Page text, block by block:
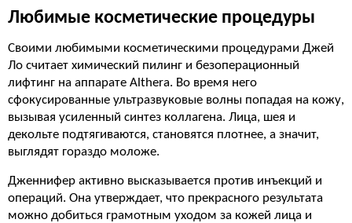
Любимые косметические процедуры
Своими любимыми косметическими процедурами Джей
Ло считает химический пилинг и безоперационный
лифтинг на аппарате Althera. Во время него
сфокусированные ультразвуковые волны попадая на кожу,
вызывая усиленный синтез коллагена. Лица, шея и
декольте подтягиваются, становятся плотнее, а значит,
выглядят гораздо моложе.
Дженнифер активно высказывается против инъекций и
операций. Она утверждает, что прекрасного результата
можно добиться грамотным уходом за кожей лица и